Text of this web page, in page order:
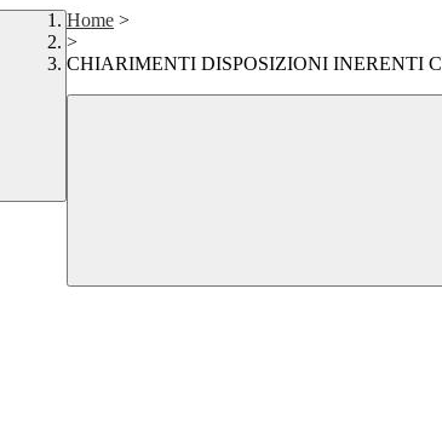
Home >
>
CHIARIMENTI DISPOSIZIONI INERENTI